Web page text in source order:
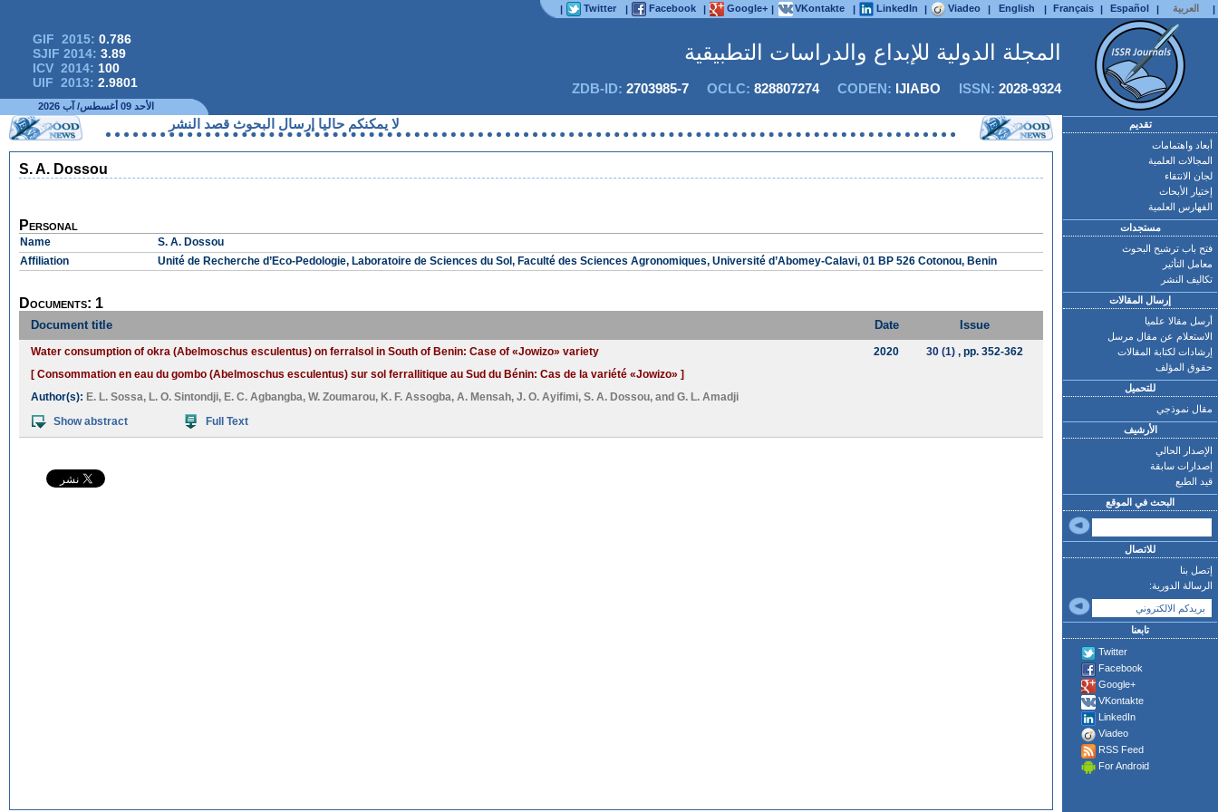
| Twitter | Facebook | Google+ | VKontakte | LinkedIn | Viadeo | English | Français | Español | العربية |
GIF 2015: 0.786
SJIF 2014: 3.89
ICV 2014: 100
UIF 2013: 2.9801
المجلة الدولية للإبداع والدراسات التطبيقية
ZDB-ID: 2703985-7 OCLC: 828807274CODEN: IJIABO ISSN: 2028-9324
الأحد 09 أغسطس/ آب 2026
لا يمكنكم حاليا إرسال البحوث قصد النشر
S. A. Dossou
Personal
Name
S. A. Dossou
Affiliation
Unité de Recherche d’Eco-Pedologie, Laboratoire de Sciences du Sol, Faculté des Sciences Agronomiques, Université d’Abomey-Calavi, 01 BP 526 Cotonou, Benin
Documents: 1
Document title Date Issue
Water consumption of okra (Abelmoschus esculentus) on ferralsol in South of Benin: Case of «Jowizo» variety
[ Consommation en eau du gombo (Abelmoschus esculentus) sur sol ferrallitique au Sud du Bénin: Cas de la variété «Jowizo» ]
Author(s): E. L. Sossa, L. O. Sintondji, E. C. Agbangba, W. Zoumarou, K. F. Assogba, A. Mensah, J. O. Ayifimi, S. A. Dossou, and G. L. Amadji
Show abstract
Full Text
2020 30 (1), pp. 352-362
تقديم
أبعاد واهتمامات
المجالات العلمية
لجان الانتقاء
إختيار الأبحاث
الفهارس العلمية
مستجدات
فتح باب ترشيح البحوث
معامل التأثير
تكاليف النشر
إرسال المقالات
أرسل مقالا علميا
الاستعلام عن مقال مرسل
إرشادات لكتابة المقالات
حقوق المؤلف
للتحميل
مقال نموذجي
الأرشيف
الإصدار الحالي
إصدارات سابقة
قيد الطبع
البحث في الموقع
للاتصال
إتصل بنا
الرسالة الدورية:
تابعنا
Twitter
Facebook
Google+
VKontakte
LinkedIn
Viadeo
RSS Feed
For Android